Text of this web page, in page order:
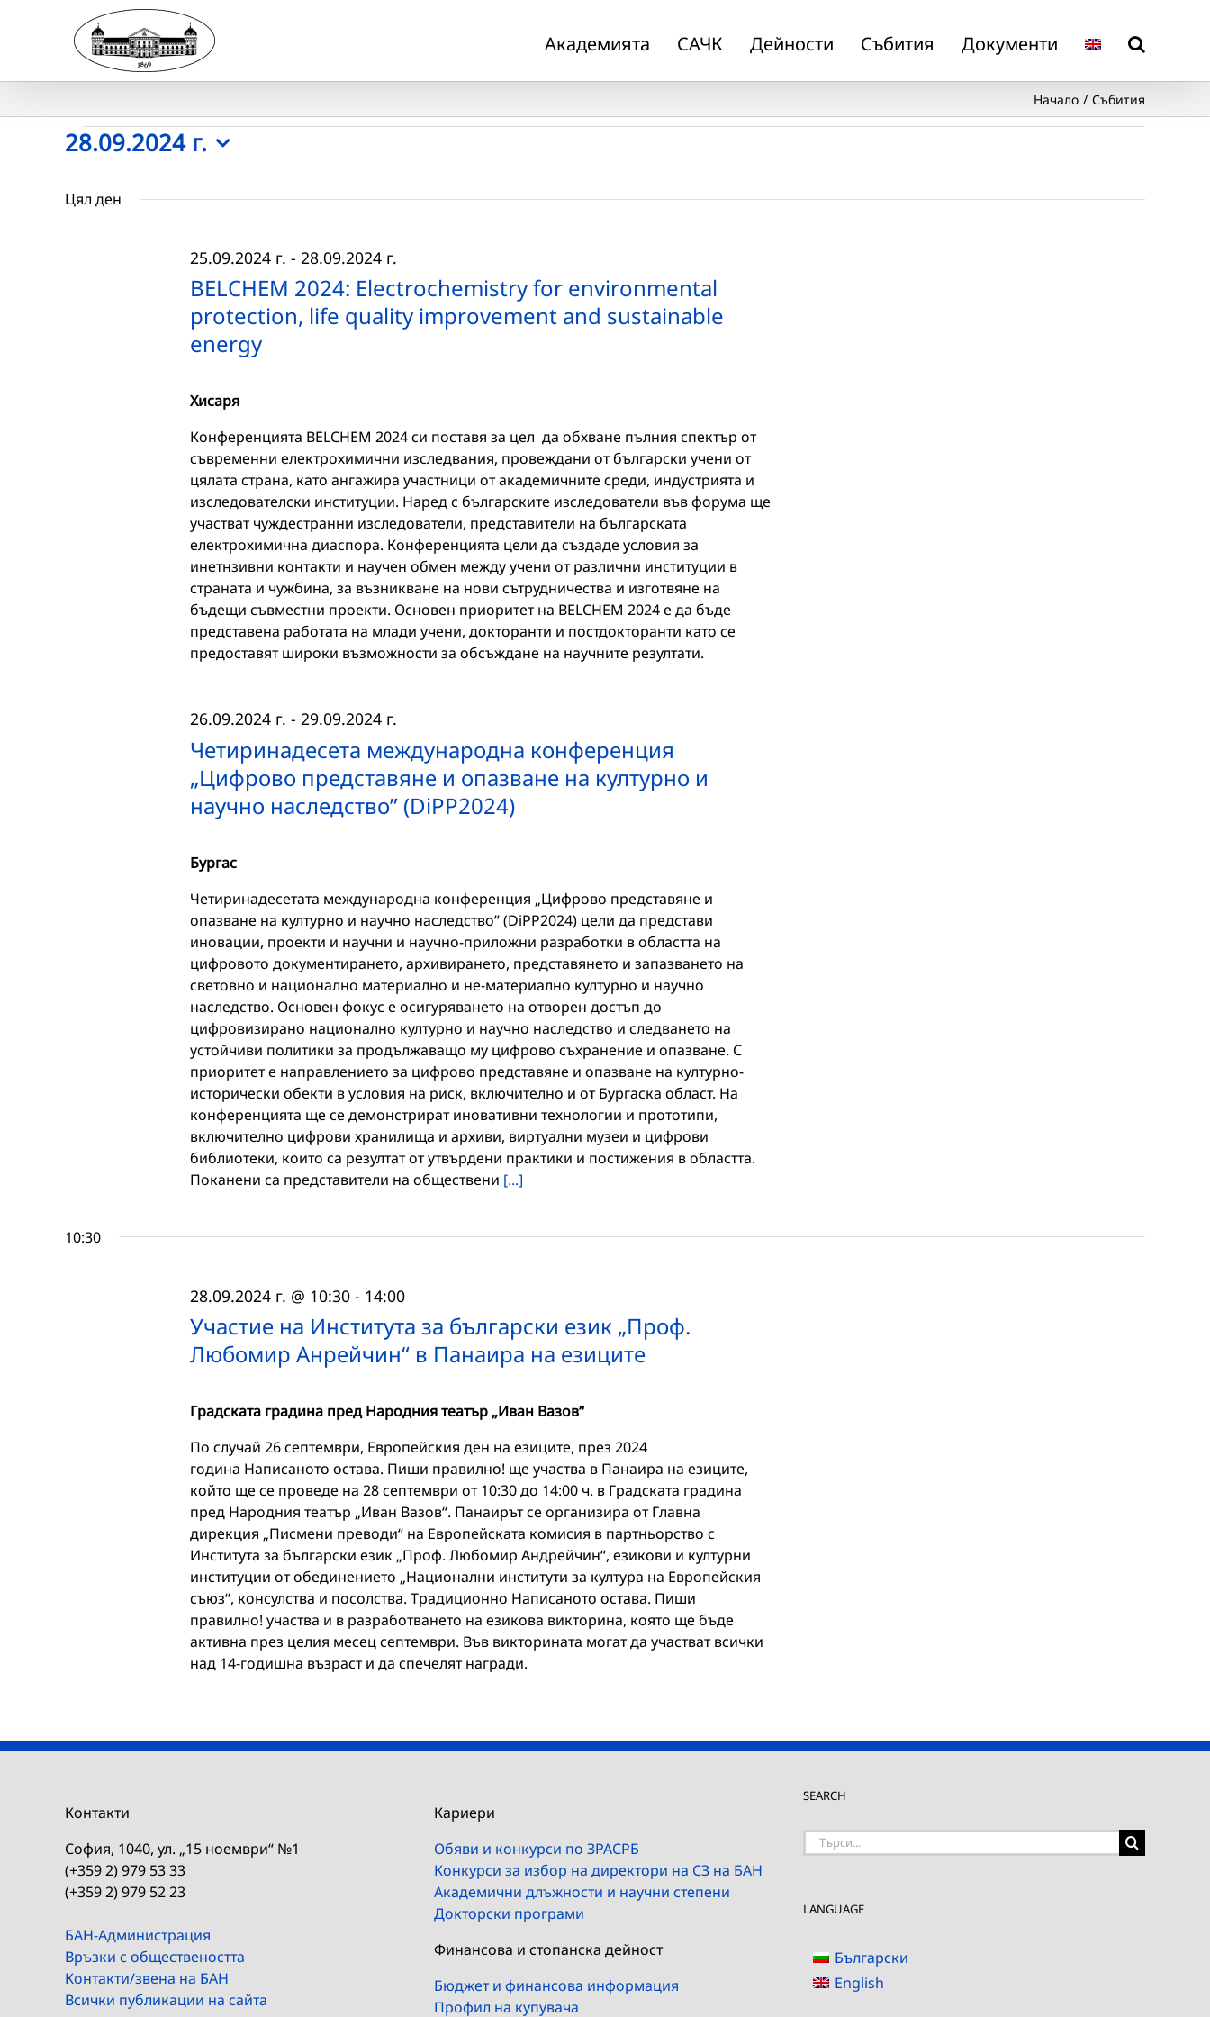
Академията САЧК Дейности Събития Документи
Начало Събития
Събития
for
28.09.2024 г.
date.
Цял ден
BELCHEM 2024: Electrochemistry for environmental
protection, life quality improvement and sustainable
energy
25.09.2024 г. - 28.09.2024 г.
Хисаря
Конференцията BELCHEM 2024 си поставя за цел да обхване пълния спектър от
съвременни електрохимични изследвания, провеждани от български учени от
цялата страна, като ангажира участници от академичните среди, индустрията и
изследователски институции. Наред с българските изследователи във форума ще
участват чуждестранни изследователи, представители на българската
електрохимична диаспора. Конференцията цели да създаде условия за
инетнзивни контакти и научен обмен между учени от различни институции в
страната и чужбина, за възникване на нови сътрудничества и изготвяне на
бъдещи съвместни проекти. Основен приоритет на BELCHEM 2024 е да бъде
представена работата на млади учени, докторанти и постдокторанти като се
предоставят широки възможности за обсъждане на научните резултати.
Четиринадесета международна конференция
„Цифрово представяне и опазване на културно и
научно наследство” (DiPP2024)
26.09.2024 г. - 29.09.2024 г.
Бургас
Четиринадесетата международна конференция „Цифрово представяне и
опазване на културно и научно наследство” (DiPP2024) цели да представи
иновации, проекти и научни и научно-приложни разработки в областта на
цифровото документирането, архивирането, представянето и запазването на
световно и национално материално и не-материално културно и научно
наследство. Основен фокус е осигуряването на отворен достъп до
цифровизирано национално културно и научно наследство и следването на
устойчиви политики за продължаващо му цифрово съхранение и опазване. С
приоритет е направлението за цифрово представяне и опазване на културно-
исторически обекти в условия на риск, включително и от Бургаска област. На
конференцията ще се демонстрират иновативни технологии и прототипи,
включително цифрови хранилища и архиви, виртуални музеи и цифрови
библиотеки, които са резултат от утвърдени практики и постижения в областта.
Поканени са представители на обществени [...]
10:30
Участие на Института за български език „Проф.
Любомир Анрейчин“ в Панаира на езиците
28.09.2024 г. @ 10:30- 14:00
Градската градина пред Народния театър „Иван Вазов“
По случай 26 септември, Европейския ден на езиците, през 2024
година Написаното остава. Пиши правилно! ще участва в Панаира на езиците,
който ще се проведе на 28 септември от 10:30 до 14:00 ч. в Градската градина
пред Народния театър „Иван Вазов“. Панаирът се организира от Главна
дирекция „Писмени преводи“ на Европейската комисия в партньорство с
Института за български език „Проф. Любомир Андрейчин“, езикови и културни
институции от обединението „Национални институти за култура на Европейския
съюз“, консулства и посолства. Традиционно Написаното остава. Пиши
правилно! участва и в разработването на езикова викторина, която ще бъде
активна през целия месец септември. Във викторината могат да участват всички
над 14-годишна възраст и да спечелят награди.
Контакти
София, 1040, ул. „15 ноември“ №1
(+359 2) 979 53 33
(+359 2) 979 52 23
БАН-Администрация
Връзки с обществеността
Контакти/звена на БАН
Всички публикации на сайта
Кариери
Обяви и конкурси по ЗРАСРБ
Конкурси за избор на директори на СЗ на БАН
Академични длъжности и научни степени
Докторски програми
Финансова и стопанска дейност
Бюджет и финансова информация
Профил на купувача
SEARCH
Търсене
LANGUAGE
Български
English